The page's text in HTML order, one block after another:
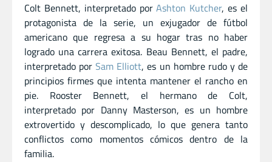
Colt Bennett, interpretado porAshton Kutcher, es el
protagonista de la serie, un exjugador de fútbol
americano que regresa a su hogar tras no haber
logrado una carrera exitosa. Beau Bennett, el padre,
interpretado porSam Elliott, es un hombre rudo y de
principios firmes que intenta mantener el rancho en
pie. Rooster Bennett, el hermano de Colt,
interpretado por Danny Masterson, es un hombre
extrovertido y descomplicado, lo que genera tanto
conflictos como momentos cómicos dentro de la
familia.